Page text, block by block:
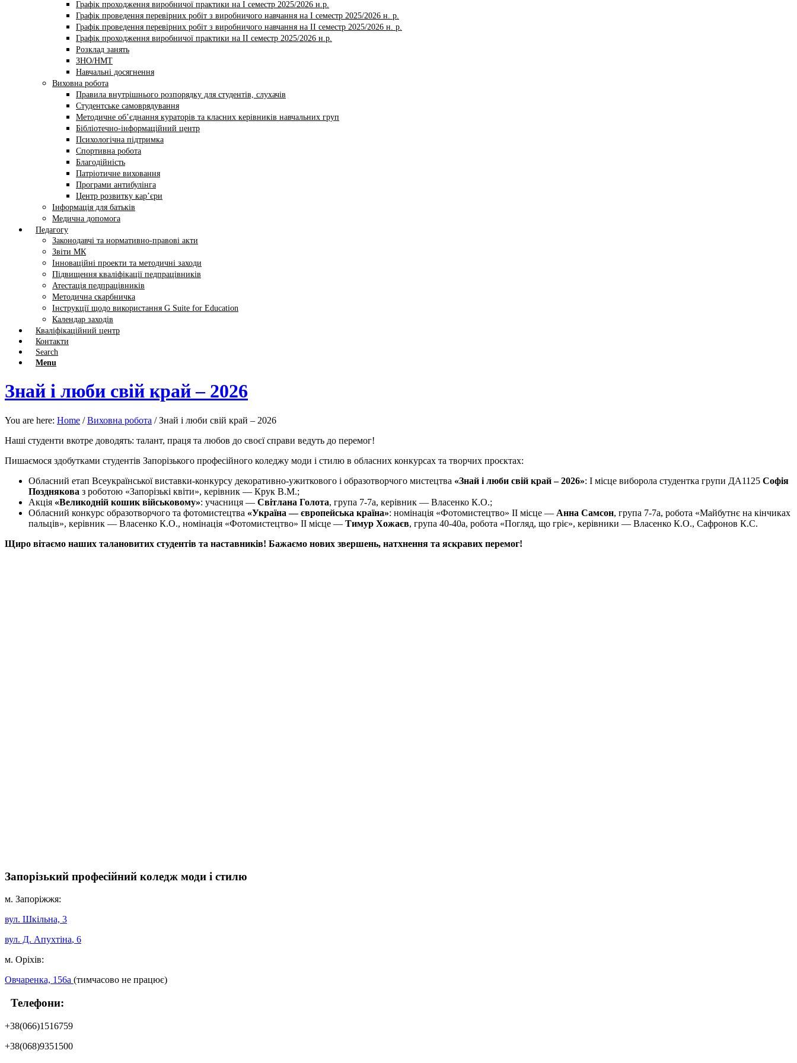
Графік проходження виробничої практики на І семестр 2025/2026 н.р.
Графік проведення перевірних робіт з виробничого навчання на І семестр 2025/2026 н. р.
Графік проведення перевірних робіт з виробничого навчання на ІI семестр 2025/2026 н. р.
Графік проходження виробничої практики на II семестр 2025/2026 н.р.
Розклад занять
ЗНО/НМТ
Навчальні досягнення
Виховна робота
Правила внутрішнього розпорядку для студентів, слухачів
Студентське самоврядування
Методичне об’єднання кураторів та класних керівників навчальних груп
Бібліотечно-інформаційний центр
Психологічна підтримка
Спортивна робота
Благодійність
Патріотичне виховання
Програми антибулінга
Центр розвитку кар’єри
Інформація для батьків
Медична допомога
Педагогу
Законодавчі та нормативно-правові акти
Звіти МК
Інноваційні проекти та методичні заходи
Підвищення кваліфікації педпрацівників
Атестація педпрацівників
Методична скарбничка
Інструкції щодо використання G Suite for Education
Календар заходів
Кваліфікаційний центр
Контакти
Search
Menu
Знай і люби свій край – 2026
You are here: Home / Виховна робота / Знай і люби свій край – 2026
Наші студенти вкотре доводять: талант, праця та любов до своєї справи ведуть до перемог!
Пишаємося здобутками студентів Запорізького професійного коледжу моди і стилю в обласних конкурсах та творчих проєктах:
Обласний етап Всеукраїнської виставки-конкурсу декоративно-ужиткового і образотворчого мистецтва «Знай і люби свій край – 2026»: І місце виборола студентка групи ДА1125 Софія
Позднякова з роботою «Запорізькі квіти», керівник — Крук В.М.;
Акція «Великодній кошик військовому»: учасниця — Світлана Голота, група 7-7а, керівник — Власенко К.О.;
Обласний конкурс образотворчого та фотомистецтва «Україна — європейська країна»: номінація «Фотомистецтво» ІІ місце — Анна Самсон, група 7-7а, робота «Майбутнє на кінчиках
пальців», керівник — Власенко К.О., номінація «Фотомистецтво» ІІ місце — Тимур Хожаєв, група 40-40а, робота «Погляд, що гріє», керівники — Власенко К.О., Сафронов К.С.
Щиро вітаємо наших талановитих студентів та наставників! Бажаємо нових звершень, натхнення та яскравих перемог!
Запорізький професійний коледж моди і стилю
м. Запоріжжя:
вул. Шкільна, 3
вул. Д. Апухтіна, 6
м. Оріхів:
Овчаренка, 156а (тимчасово не працює)
Телефони:
+38(066)1516759
+38(068)9351500